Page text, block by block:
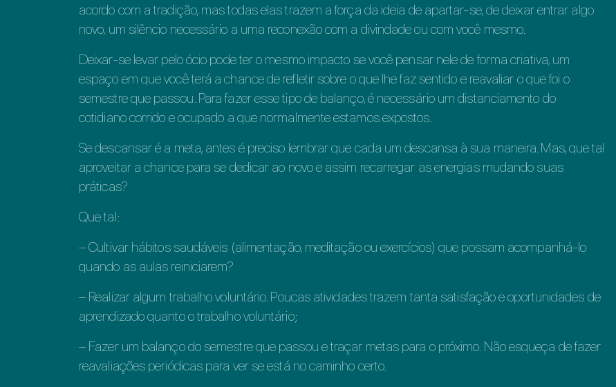
acordo com a tradição, mas todas elas trazem a força da ideia de apartar-se, de deixar entrar algo
novo, um silêncio necessário a uma reconexão com a divindade ou com você mesmo.
Deixar-se levar pelo ócio pode ter o mesmo impacto se você pensar nele de forma criativa, um
espaço em que você terá a chance de refletir sobre o que lhe faz sentido e reavaliar o que foi o
semestre que passou. Para fazer esse tipo de balanço, é necessário um distanciamento do
cotidiano corrido e ocupado a que normalmente estamos expostos.
Se descansar é a meta, antes é preciso lembrar que cada um descansa à sua maneira. Mas, que tal
aproveitar a chance para se dedicar ao novo e assim recarregar as energias mudando suas
práticas?
Que tal:
– Cultivar hábitos saudáveis (alimentação, meditação ou exercícios) que possam acompanhá-lo
quando as aulas reiniciarem?
– Realizar algum trabalho voluntário. Poucas atividades trazem tanta satisfação e oportunidades de
aprendizado quanto o trabalho voluntário;
– Fazer um balanço do semestre que passou e traçar metas para o próximo. Não esqueça de fazer
reavaliações periódicas para ver se está no caminho certo.